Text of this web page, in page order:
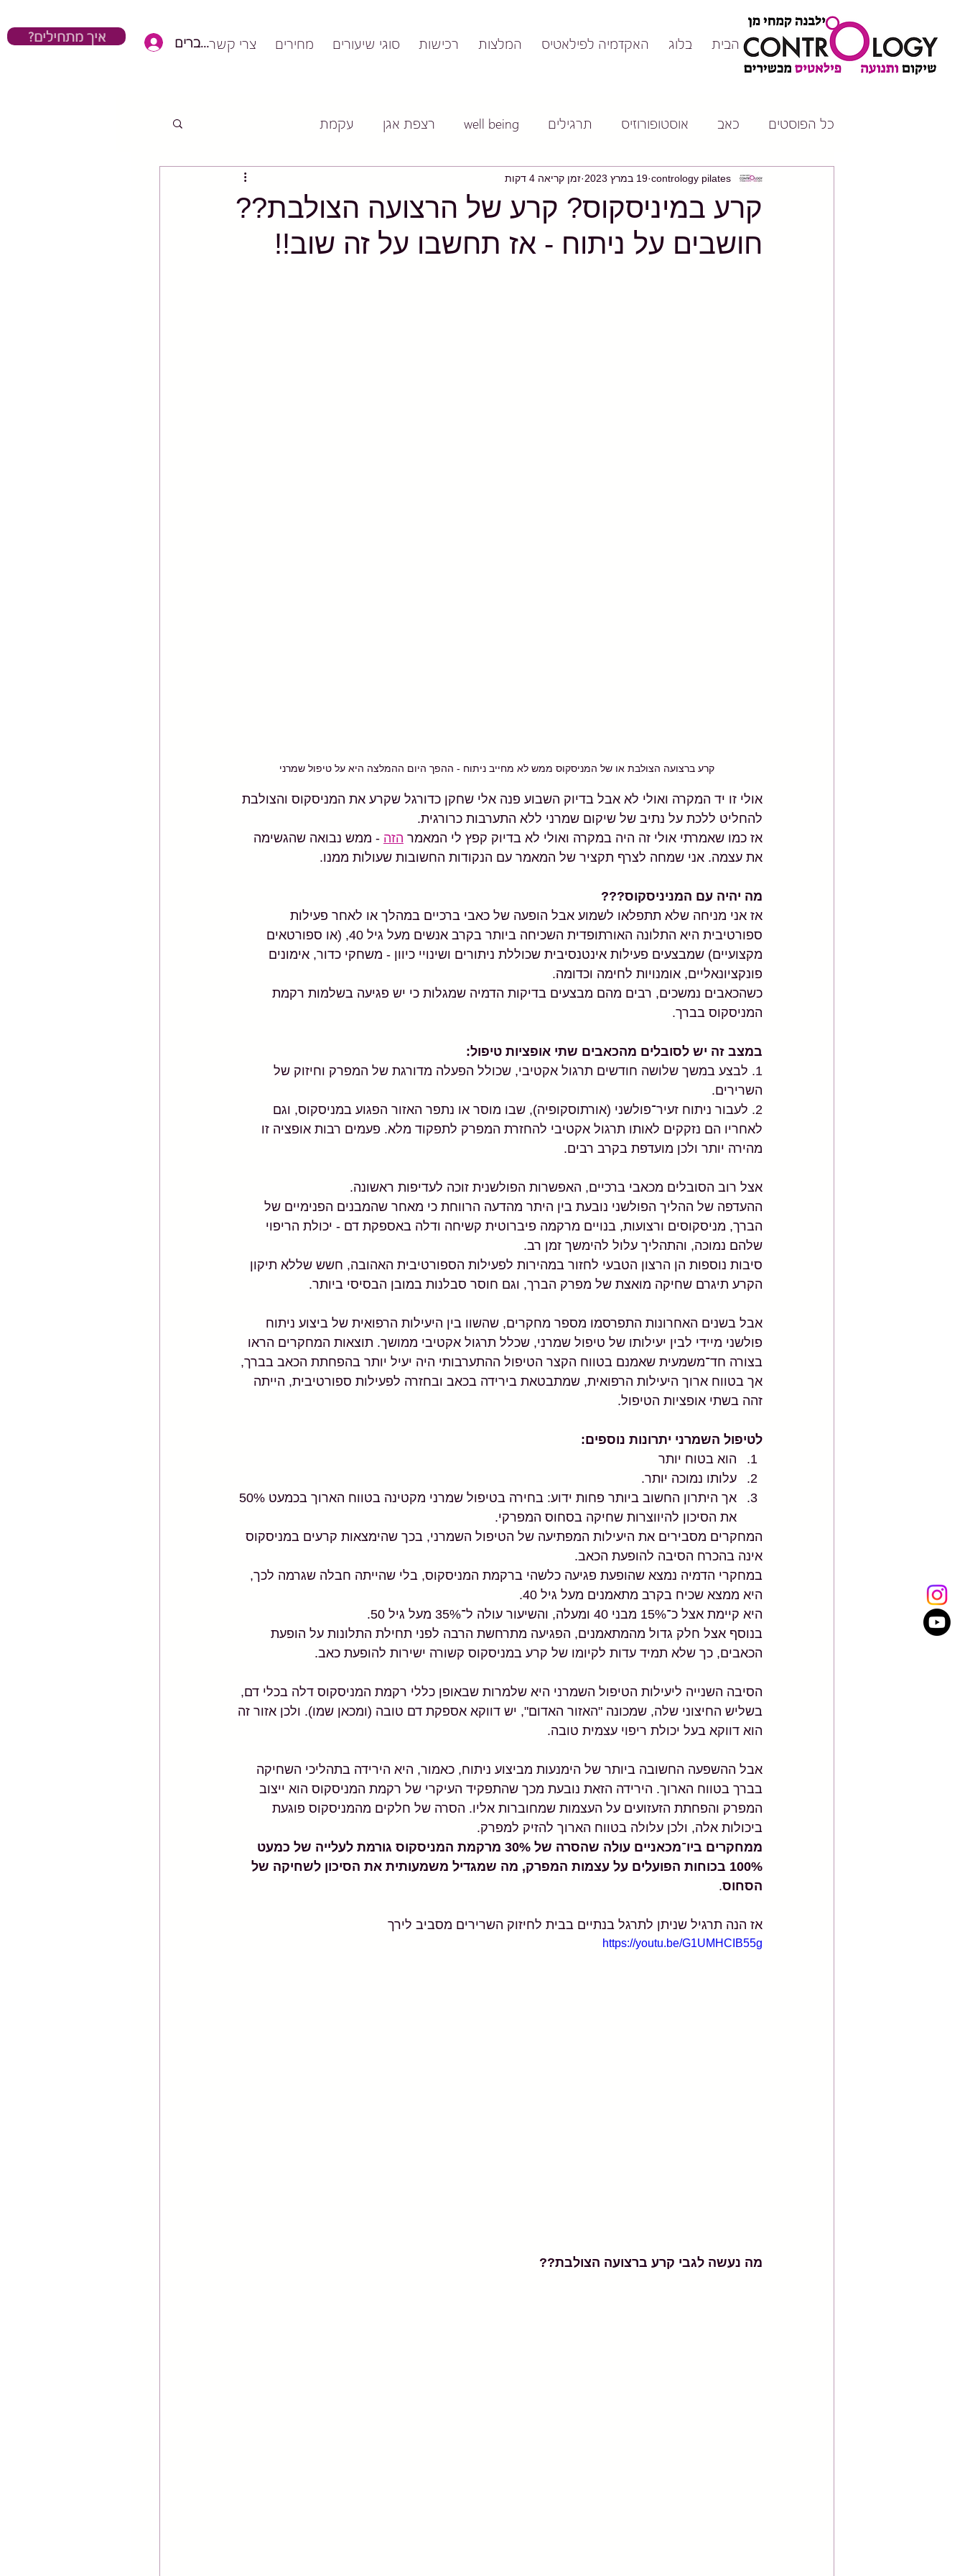
?איך מתחילים כניסת חברים דף הבית בלוג האקדמיה לפילאטיס המלצות רכישות סוגי שיעורים מחירים צרי קשר
כל הפוסטים כאב אוסטופורוזיס תרגילים well being רצפת אגן עקמת
קרע במיניסקוס? קרע של הרצועה הצולבת??
חושבים על ניתוח - אז תחשבו על זה שוב!!
contrology pilates 19 במרץ 2023 זמן קריאה 4 דקות
קרע ברצועה הצולבת או של המניסקוס ממש לא מחייב ניתוח - ההפך היום ההמלצה היא על טיפול שמרני
אולי זו יד המקרה ואולי לא אבל בדיוק השבוע פנה אלי שחקן כדורגל שקרע את המניסקוס והצולבת
להחליט ללכת על נתיב של שיקום שמרני ללא התערבות כרורגית.
אז כמו שאמרתי אולי זה היה במקרה ואולי לא בדיוק קפץ לי המאמר הזה - ממש נבואה שהגשימה
את עצמה. אני שמחה לצרף תקציר של המאמר עם הנקודות החשובות שעולות ממנו.
מה יהיה עם המניניסקוס???
אז אני מניחה שלא תתפלאו לשמוע אבל הופעה של כאבי ברכיים במהלך או לאחר פעילות
ספורטיבית היא התלונה האורתופדית השכיחה ביותר בקרב אנשים מעל גיל 40, (או ספורטאים
מקצועיים) שמבצעים פעילות אינטנסיבית שכוללת ניתורים ושינויי כיוון - משחקי כדור, אימונים
פונקציונאליים, אומנויות לחימה וכדומה.
כשהכאבים נמשכים, רבים מהם מבצעים בדיקות הדמיה שמגלות כי יש פגיעה בשלמות רקמת
המניסקוס בברך.
במצב זה יש לסובלים מהכאבים שתי אופציות טיפול:
1. לבצע במשך שלושה חודשים תרגול אקטיבי, שכולל הפעלה מדורגת של המפרק וחיזוק של
השרירים.
2. לעבור ניתוח זעיר־פולשני (אורתוסקופיה), שבו מוסר או נתפר האזור הפגוע במניסקוס, וגם
לאחריו הם נזקקים לאותו תרגול אקטיבי להחזרת המפרק לתפקוד מלא. פעמים רבות אופציה זו
מהירה יותר ולכן מועדפת בקרב רבים.
אצל רוב הסובלים מכאבי ברכיים, האפשרות הפולשנית זוכה לעדיפות ראשונה.
ההעדפה של ההליך הפולשני נובעת בין היתר מהדעה הרווחת כי מאחר שהמבנים הפנימיים של
הברך, מניסקוסים ורצועות, בנויים מרקמה פיברוטית קשיחה ודלה באספקת דם - יכולת הריפוי
שלהם נמוכה, והתהליך עלול להימשך זמן רב.
סיבות נוספות הן הרצון הטבעי לחזור במהירות לפעילות הספורטיבית האהובה, חשש שללא תיקון
הקרע תיגרם שחיקה מואצת של מפרק הברך, וגם חוסר סבלנות במובן הבסיסי ביותר.
אבל בשנים האחרונות התפרסמו מספר מחקרים, שהשוו בין היעילות הרפואית של ביצוע ניתוח
פולשני מיידי לבין יעילותו של טיפול שמרני, שכלל תרגול אקטיבי ממושך. תוצאות המחקרים הראו
בצורה חד־משמעית שאמנם בטווח הקצר הטיפול ההתערבותי היה יעיל יותר בהפחתת הכאב בברך,
אך בטווח ארוך היעילות הרפואית, שמתבטאת בירידה בכאב ובחזרה לפעילות ספורטיבית, הייתה
זהה בשתי אופציות הטיפול.
לטיפול השמרני יתרונות נוספים:
הוא בטוח יותר
עלותו נמוכה יותר.
את הסיכון להיווצרות שחיקה בסחוס המפרקי.
המחקרים מסבירים את היעילות המפתיעה של הטיפול השמרני, בכך שהימצאות קרעים במניסקוס
אינה בהכרח הסיבה להופעת הכאב.
במחקרי הדמיה נמצא שהופעת פגיעה כלשהי ברקמת המניסקוס, בלי שהייתה חבלה שגרמה לכך,
היא ממצא שכיח בקרב מתאמנים מעל גיל 40.
היא קיימת אצל כ־15% מבני 40 ומעלה, והשיעור עולה ל־35% מעל גיל 50.
בנוסף אצל חלק גדול מהמתאמנים, הפגיעה מתרחשת הרבה לפני תחילת התלונות על הופעת
הכאבים, כך שלא תמיד עדות לקיומו של קרע במניסקוס קשורה ישירות להופעת כאב.
הסיבה השנייה ליעילות הטיפול השמרני היא שלמרות שבאופן כללי רקמת המניסקוס דלה בכלי דם,
בשליש החיצוני שלה, שמכונה "האזור האדום", יש דווקא אספקת דם טובה (ומכאן שמו). ולכן אזור זה
הוא דווקא בעל יכולת ריפוי עצמית טובה.
אבל ההשפעה החשובה ביותר של הימנעות מביצוע ניתוח, כאמור, היא הירידה בתהליכי השחיקה
בברך בטווח הארוך. הירידה הזאת נובעת מכך שהתפקיד העיקרי של רקמת המניסקוס הוא ייצוב
המפרק והפחתת הזעזועים על העצמות שמחוברות אליו. הסרה של חלקים מהמניסקוס פוגעת
ביכולות אלה, ולכן עלולה בטווח הארוך להזיק למפרק.
ממחקרים ביו־מכאניים עולה שהסרה של 30% מרקמת המניסקוס גורמת לעלייה של כמעט
100% בכוחות הפועלים על עצמות המפרק, מה שמגדיל משמעותית את הסיכון לשחיקה של
הסחוס.
אז הנה תרגיל שניתן לתרגל בנתיים בבית לחיזוק השרירים מסביב לירך
https://youtu.be/G1UMHCIB55g
מה נעשה לגבי קרע ברצועה הצולבת??